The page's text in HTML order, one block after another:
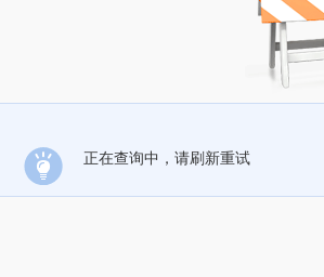
正在查询中，请刷新重试